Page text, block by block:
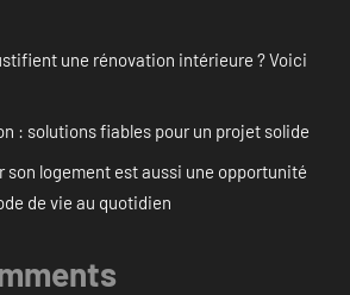
une rénovation intérieure ? Voici
: solutions fiables pour un projet solide
son logement est aussi une opportunité
de vie au quotidien